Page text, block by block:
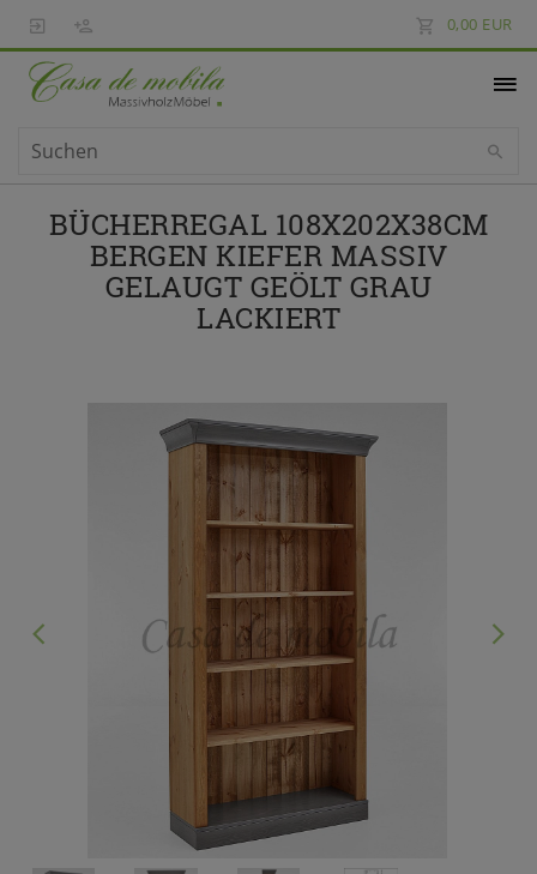
0,00 EUR
BÜCHERREGAL 108X202X38CM
BERGEN KIEFER MASSIV
GELAUGT GEÖLT GRAU
LACKIERT